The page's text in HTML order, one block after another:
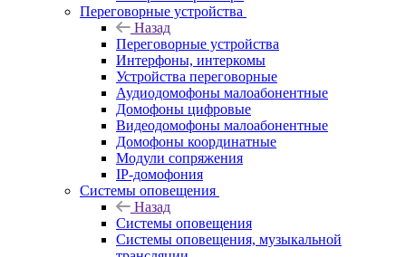
Переговорные устройства
Назад
Переговорные устройства
Интерфоны, интеркомы
Устройства переговорные
Аудиодомофоны малоабонентные
Домофоны цифровые
Видеодомофоны малоабонентные
Домофоны координатные
Модули сопряжения
IP-домофония
Системы оповещения
Назад
Системы оповещения
Системы оповещения, музыкальной